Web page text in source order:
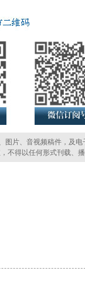
片、音视频稿件，及电
不得以任何形式刊载、播